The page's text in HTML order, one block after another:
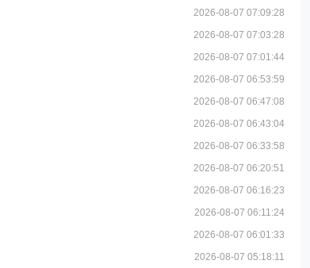
2026-08-07 07:09:28
2026-08-07 07:03:28
2026-08-07 07:01:44
2026-08-07 06:53:59
2026-08-07 06:47:08
2026-08-07 06:43:04
2026-08-07 06:33:58
2026-08-07 06:20:51
2026-08-07 06:16:23
2026-08-07 06:11:24
2026-08-07 06:01:33
2026-08-07 05:18:11